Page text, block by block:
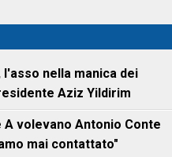
l'asso nella manica dei
Aziz Yildirim
A volevano Antonio Conte
mai contattato"